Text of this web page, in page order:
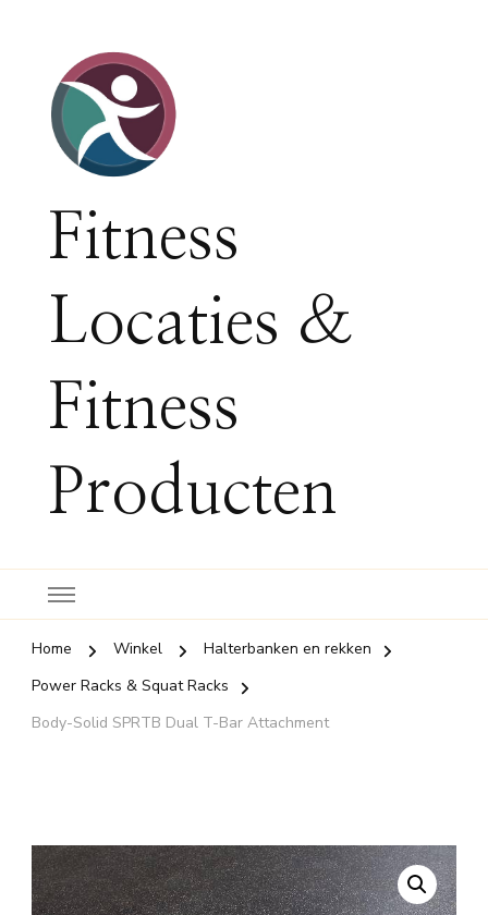
Fitness
Locaties &
Fitness
Producten
Home Winkel
Halterbanken en rekken
Power Racks & Squat Racks
Body-Solid SPRTB Dual T-Bar Attachment